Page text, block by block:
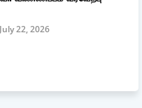
July 22, 2026